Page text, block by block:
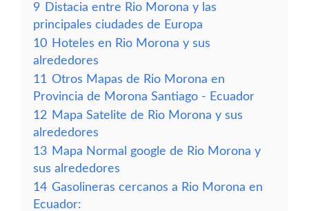
9 Distacia entre Rio Morona y las
principales ciudades de Europa
10 Hoteles en Rio Morona y sus
alrededores
11 Otros Mapas de Rio Morona en
Provincia de Morona Santiago - Ecuador
12 Mapa Satelite de Rio Morona y sus
alrededores
13 Mapa Normal google de Rio Morona y
sus alrededores
14 Gasolineras cercanos a Rio Morona en
Ecuador: